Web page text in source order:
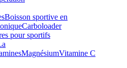
Boisson sportive en
Carboloader
pour sportifs
MagnésiumVitamine C